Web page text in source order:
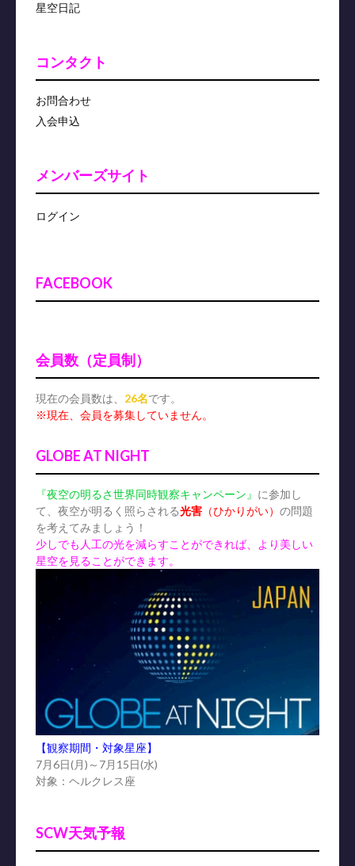
星空日記
コンタクト
お問合わせ
入会申込
メンバーズサイト
ログイン
FACEBOOK
会員数（定員制）
現在の会員数は、 26名です。
※現在、会員を募集していません。
GLOBE AT NIGHT
『夜空の明るさ世界同時観察キャンペーン』 に参加し
て、夜空が明るく照らされる光害 （ひかりがい） の問題
を考えてみましょう！
少しでも人工の光を減らすことができれば、より美しい
星空を見ることができます。
【観察期間・対象星座】
7月6日(月)～7月15日(水)
対象：ヘルクレス座
SCW天気予報